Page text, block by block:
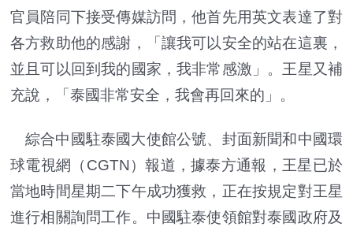
官員陪同下接受傳媒訪問，他首先用英文表達了對
各方救助他的感謝，「讓我可以安全的站在這裏，
並且可以回到我的國家，我非常感激」。王星又補
充說，「泰國非常安全，我會再回來的」。
綜合中國駐泰國大使館公號、封面新聞和中國環
球電視網（CGTN）報道，據泰方通報，王星已於
當地時間星期二下午成功獲救，正在按規定對王星
進行相關詢問工作。中國駐泰使領館對泰國政府及